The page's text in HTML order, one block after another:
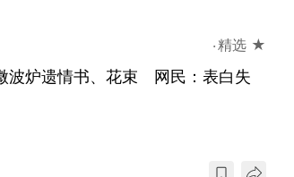
精选 ★
波炉遗情书、花束 网民：表白失